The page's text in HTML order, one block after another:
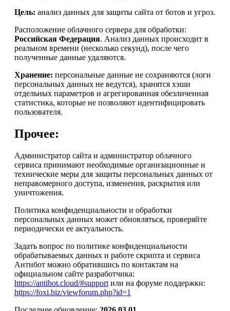
Цель: анализ данных для защиты сайта от ботов и угроз.
Расположение облачного сервера для обработки:
Российская Федерация. Анализ данных происходит в
реальном времени (несколько секунд), после чего
полученные данные удаляются.
Хранение: персональные данные не сохраняются (логи
персональных данных не ведутся), хранятся хэши
отдельных параметров и агрегированная обезличенная
статистика, которые не позволяют идентифицировать
пользователя.
Прочее:
Администратор сайта и администратор облачного
сервиса принимают необходимые организационные и
технические меры для защиты персональных данных от
неправомерного доступа, изменения, раскрытия или
уничтожения.
Политика конфиденциальности и обработки
персональных данных может обновляться, проверяйте
периодически ее актуальность.
Задать вопрос по политике конфиденциальности
обрабатываемых данных и работе скрипта и сервиса
Антибот можно обратившись по контактам на
официальном сайте разработчика:
https://antibot.cloud/#support или на форуме поддержки:
https://foxi.biz/viewforum.php?id=1